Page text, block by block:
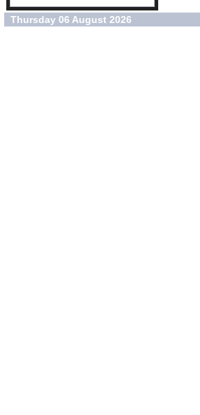
Thursday 06 August 2026